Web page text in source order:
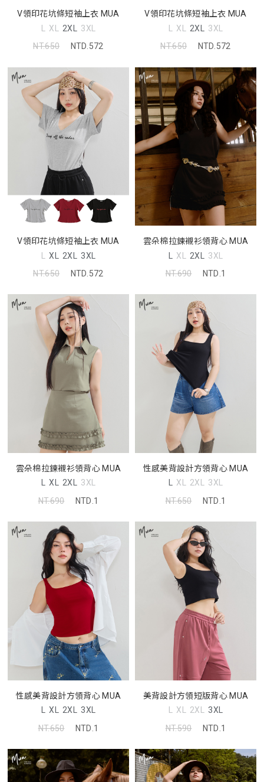
V領印花坑條短袖上衣 MUA
L XL 2XL 3XL
NT.650
NTD.572
V領印花坑條短袖上衣 MUA
L XL 2XL 3XL
NT.650
NTD.572
V領印花坑條短袖上衣 MUA
L XL 2XL 3XL
NT.650
NTD.572
雲朵棉拉鍊襯衫領背心 MUA
L XL 2XL 3XL
NT.690
NTD.1
雲朵棉拉鍊襯衫領背心 MUA
L XL 2XL 3XL
NT.690
NTD.1
性感美背設計方領背心 MUA
L XL 2XL 3XL
NT.650
NTD.1
性感美背設計方領背心 MUA
L XL 2XL 3XL
NT.650
NTD.1
美背設計方領短版背心 MUA
L XL 2XL 3XL
NT.590
NTD.1